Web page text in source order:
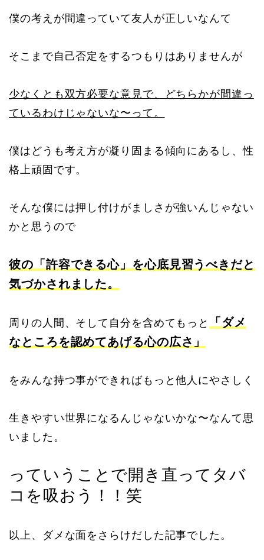
僕の考えが間違っていて友人が正しいなんて
そこまで自己否定をするつもりはありませんが
少なくとも双方必要な意見で、どちらかが間違っ
ているわけじゃないな〜って。
僕はどうも考え方が凝り固まる傾向にあるし、性
格上頑固です。
そんな僕には押し付けがましさが強いんじゃない
かと思うので
彼の「許容できる心」を心底見習うべきだと
気づかされました。
周りの人間、そして自分を含めてもっと
「ダメ
なところを認めてあげる心の広さ」
をみんな持つ事ができればもっと他人にやさしく
生きやすい世界になるんじゃないかな〜なんて思
いました。
っていうことで開き直ってタバ
コを吸おう！！笑
以上、ダメな面をさらけだした記事でした。